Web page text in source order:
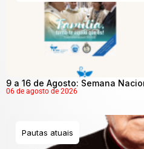
9 a 16 de Agosto: Semana
06 de agosto de 2026
Pautas atuais